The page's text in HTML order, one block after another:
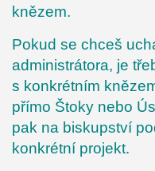
knězem.
Pokud se chceš
administrátora, je
s konkrétním
přímo Štoky nebo
pak na biskupství
konkrétní projekt.